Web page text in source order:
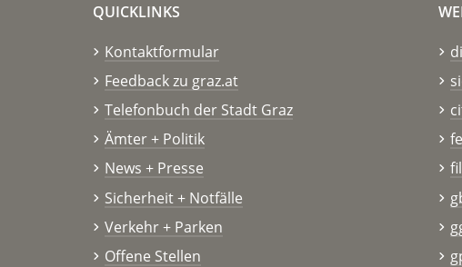
QUICKLINKS
Kontaktformular
Feedback zu graz.at
Telefonbuch der Stadt Graz
Ämter + Politik
News + Presse
Sicherheit + Notfälle
Verkehr + Parken
Offene Stellen